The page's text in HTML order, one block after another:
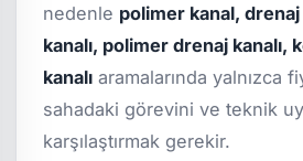
nedenle polimer kanal,
kanalı, polimer drenaj kanalı,
kanalı aramalarında yalnızca
sahadaki görevini ve teknik
karşılaştırmak gerekir.